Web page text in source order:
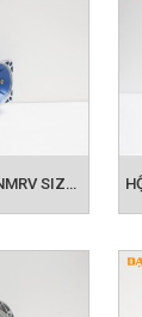
số úp (
wpda,
khác. Hộp
model
UMW,
suất từ
của hộp
nên sẽ có tỷ
HỘP GIẢM TỐC NMRV SIZE 30